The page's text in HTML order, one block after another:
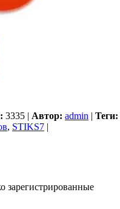
3335 | Автор: admin | Теги:
, STIKS7 |
зарегистрированные